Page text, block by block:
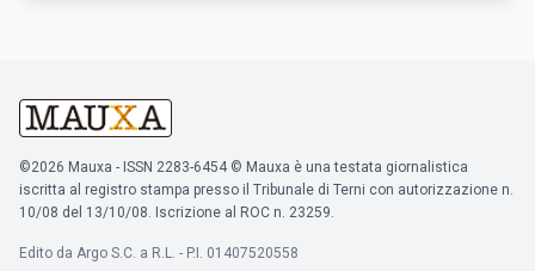
©2026 Mauxa - ISSN 2283-6454 © Mauxa è una testata giornalistica
iscritta al registro stampa presso il Tribunale di Terni con autorizzazione n.
10/08 del 13/10/08. Iscrizione al ROC n. 23259.
Edito da Argo S.C. a R.L. - P.I. 01407520558